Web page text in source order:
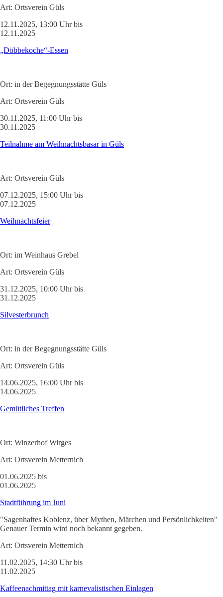
Art: Ortsverein Güls
12.11.2025, 13:00 Uhr bis
12.11.2025
„Döbbekoche“-Essen
Ort: in der Begegnungsstätte Güls
Art: Ortsverein Güls
30.11.2025, 11:00 Uhr bis
30.11.2025
Teilnahme am Weihnachtsbasar in Güls
Art: Ortsverein Güls
07.12.2025, 15:00 Uhr bis
07.12.2025
Weihnachtsfeier
Ort: im Weinhaus Grebel
Art: Ortsverein Güls
31.12.2025, 10:00 Uhr bis
31.12.2025
Silvesterbrunch
Ort: in der Begegnungsstätte Güls
Art: Ortsverein Güls
14.06.2025, 16:00 Uhr bis
14.06.2025
Gemütliches Treffen
Ort: Winzerhof Wirges
Art: Ortsverein Metternich
01.06.2025 bis
01.06.2025
Stadtführung im Juni
"Sagenhaftes Koblenz, über Mythen, Märchen und Persönlichkeiten"
Genauer Termin wird noch bekannt gegeben.
Art: Ortsverein Metternich
11.02.2025, 14:30 Uhr bis
11.02.2025
Kaffeenachmittag mit karnevalistischen Einlagen